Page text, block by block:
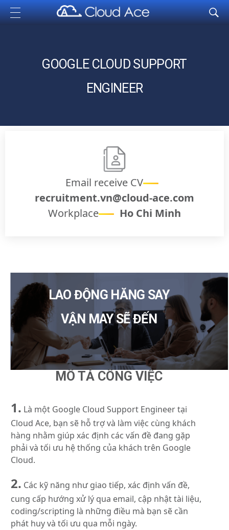
Cloud Ace
Nhà cung cấp giải pháp trên GCP cho doanh nghiệp
GOOGLE CLOUD SUPPORT
ENGINEER
Email receive CV
recruitment.vn@cloud-ace.com
Workplace
Ho Chi Minh
LAO ĐỘNG HĂNG SAY
VẬN MAY SẼ ĐẾN
MÔ TẢ CÔNG VIỆC
1. Là một Google Cloud Support Engineer tại
Cloud Ace, bạn sẽ hỗ trợ và làm việc cùng khách
hàng nhằm giúp xác định các vấn đề đang gặp
phải và tối ưu hệ thống của khách trên Google
Cloud.
2. Các kỹ năng như giao tiếp, xác định vấn đề,
cung cấp hướng xử lý qua email, cập nhật tài liệu,
coding/scripting là những điều mà bạn sẽ cần
phát huy và tối ưu qua mỗi ngày.